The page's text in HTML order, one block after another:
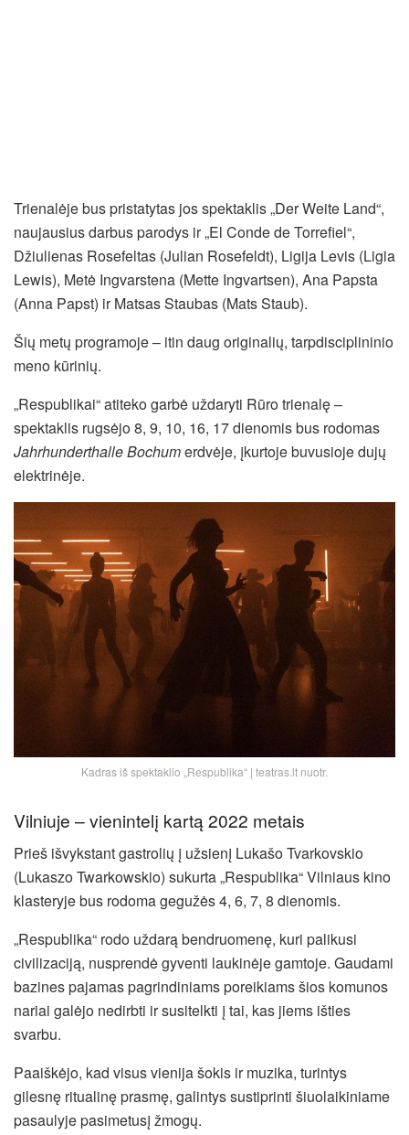
Trienalėje bus pristatytas jos spektaklis „Der Weite Land“,
naujausius darbus parodys ir „El Conde de Torrefiel“,
Džiulienas Rosefeltas (Julian Rosefeldt), Ligija Levis (Ligia
Lewis), Metė Ingvarstena (Mette Ingvartsen), Ana Papsta
(Anna Papst) ir Matsas Staubas (Mats Staub).
Šių metų programoje – itin daug originalių, tarpdisciplininio
meno kūrinių.
„Respublikai“ atiteko garbė uždaryti Rūro trienalę –
spektaklis rugsėjo 8, 9, 10, 16, 17 dienomis bus rodomas
Jahrhunderthalle Bochumerdvėje, įkurtoje buvusioje dujų
elektrinėje.
Kadras iš spektaklio „Respublika“ | teatras.lt nuotr.
Vilniuje – vienintelį kartą 2022 metais
Prieš išvykstant gastrolių į užsienį Lukašo Tvarkovskio
(Lukaszo Twarkowskio) sukurta „Respublika“ Vilniaus kino
klasteryje bus rodoma gegužės 4, 6, 7, 8 dienomis.
„Respublika“ rodo uždarą bendruomenę, kuri palikusi
civilizaciją, nusprendė gyventi laukinėje gamtoje. Gaudami
bazines pajamas pagrindiniams poreikiams šios komunos
nariai galėjo nedirbti ir susitelkti į tai, kas jiems išties
svarbu.
Paaiškėjo, kad visus vienija šokis ir muzika, turintys
gilesnę ritualinę prasmę, galintys sustiprinti šiuolaikiniame
pasaulyje pasimetusį žmogų.